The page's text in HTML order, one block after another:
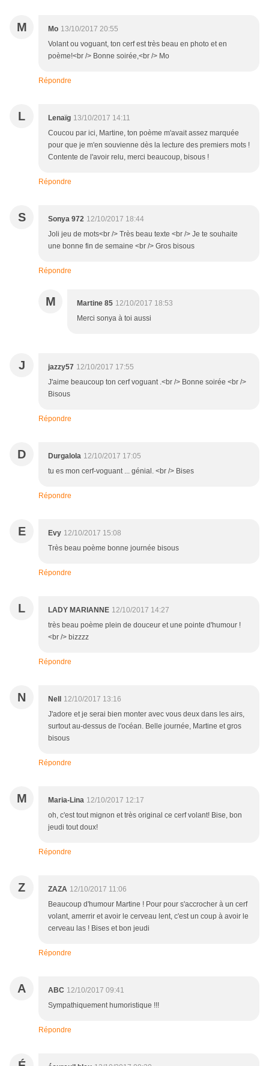
M Mo 13/10/2017 20:55
Volant ou voguant, ton cerf est très beau en photo et en
poème!<br /> Bonne soirée,<br /> Mo
Répondre
L Lenaïg 13/10/2017 14:11
Coucou par ici, Martine, ton poème m'avait assez marquée
pour que je m'en souvienne dès la lecture des premiers mots !
Contente de l'avoir relu, merci beaucoup, bisous !
Répondre
S Sonya 972 12/10/2017 18:44
Joli jeu de mots<br /> Très beau texte <br /> Je te souhaite
une bonne fin de semaine <br /> Gros bisous
Répondre
M Martine 85 12/10/2017 18:53
Merci sonya à toi aussi
J jazzy57 12/10/2017 17:55
J'aime beaucoup ton cerf voguant .<br /> Bonne soirée <br />
Bisous
Répondre
D Durgalola 12/10/2017 17:05
tu es mon cerf-voguant ... génial. <br /> Bises
Répondre
E Evy 12/10/2017 15:08
Très beau poème bonne journée bisous
Répondre
L LADY MARIANNE 12/10/2017 14:27
très beau poème plein de douceur et une pointe d'humour !
<br /> bizzzz
Répondre
N Nell 12/10/2017 13:16
J'adore et je serai bien monter avec vous deux dans les airs,
surtout au-dessus de l'océan. Belle journée, Martine et gros
bisous
Répondre
M Maria-Lina 12/10/2017 12:17
oh, c'est tout mignon et très original ce cerf volant! Bise, bon
jeudi tout doux!
Répondre
Z ZAZA 12/10/2017 11:06
Beaucoup d'humour Martine ! Pour pour s'accrocher à un cerf
volant, amerrir et avoir le cerveau lent, c'est un coup à avoir le
cerveau las ! Bises et bon jeudi
Répondre
A ABC 12/10/2017 09:41
Sympathiquement humoristique !!!
Répondre